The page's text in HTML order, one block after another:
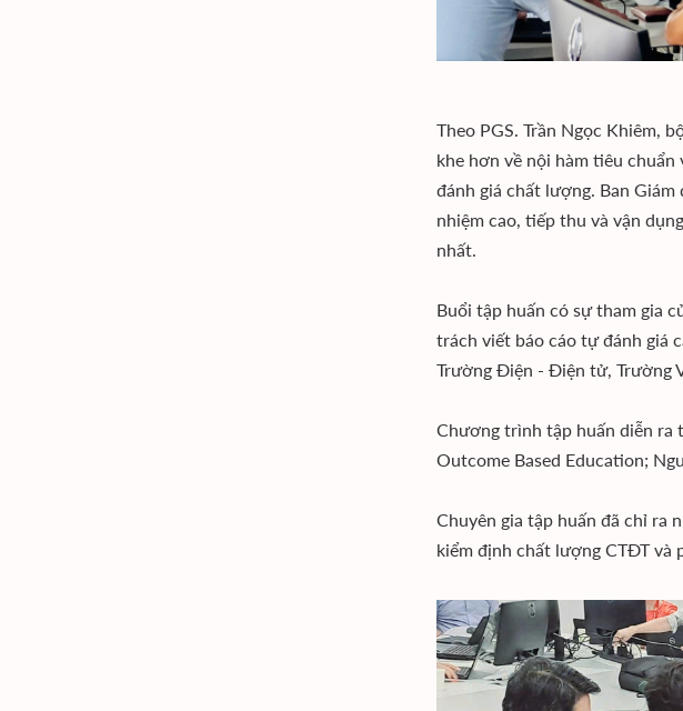
Theo PGS. Trần Ngọc Khiêm,
khe hơn về nội hàm tiêu
đánh giá chất lượng. Ban
nhiệm cao, tiếp thu và vận
nhất.
Buổi tập huấn có sự tham gia
trách viết báo cáo tự đánh giá
Trường Điện - Điện tử, Trường
Chương trình tập huấn diễn ra
Outcome Based Education;
Chuyên gia tập huấn đã chỉ ra
kiểm định chất lượng CTĐT và